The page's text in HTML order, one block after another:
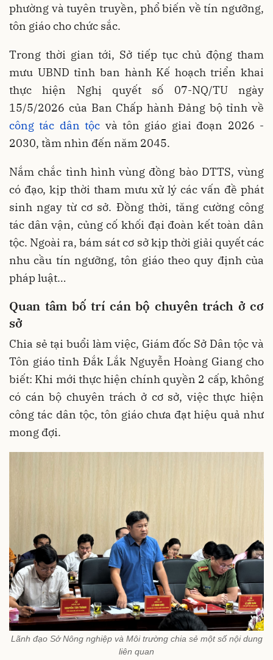
phường và tuyên truyền, phổ biến về tín ngưỡng,
tôn giáo cho chức sắc.
Trong thời gian tới, Sở tiếp tục chủ động tham
mưu UBND tỉnh ban hành Kế hoạch triển khai
thực hiện Nghị quyết số 07-NQ/TU ngày
15/5/2026 của Ban Chấp hành Đảng bộ tỉnh về
công tác dân tộc và tôn giáo giai đoạn 2026 -
2030, tầm nhìn đến năm 2045.
Nắm chắc tình hình vùng đồng bào DTTS, vùng
có đạo, kịp thời tham mưu xử lý các vấn đề phát
sinh ngay từ cơ sở. Đồng thời, tăng cường công
tác dân vận, củng cố khối đại đoàn kết toàn dân
tộc. Ngoài ra, bám sát cơ sở kịp thời giải quyết các
nhu cầu tín ngưỡng, tôn giáo theo quy định của
pháp luật…
Quan tâm bố trí cán bộ chuyên trách ởcơ
sở
Chia sẻ tại buổi làm việc, Giám đốc Sở Dân tộc và
Tôn giáo tỉnh Đắk Lắk Nguyễn Hoàng Giang cho
biết: Khi mới thực hiện chính quyền 2 cấp, không
có cán bộ chuyên trách ở cơ sở, việc thực hiện
công tác dân tộc, tôn giáo chưa đạt hiệu quả như
mong đợi.
Lãnh đạo Sở Nông nghiệp và Môi trường chia sẻ một số nội dung
liên quan